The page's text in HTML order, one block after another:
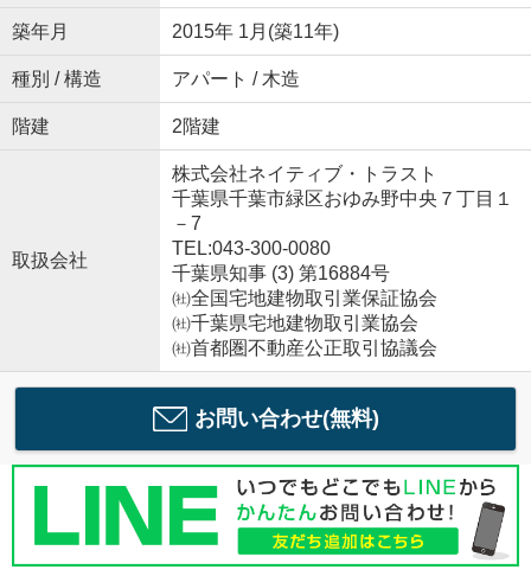
築年月 2015年 1月(築11年)
種別 / 構造 アパート / 木造
階建 2階建
取扱会社
株式会社ネイティブ・トラスト
千葉県千葉市緑区おゆみ野中央７丁目１
－7
TEL:043-300-0080
千葉県知事 (3) 第16884号
㈳全国宅地建物取引業保証協会
㈳千葉県宅地建物取引業協会
㈳首都圏不動産公正取引協議会
お問い合わせ(無料)